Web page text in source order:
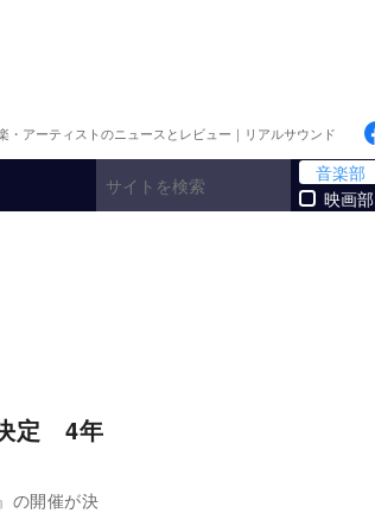
・アーティストのニュースとレビュー｜リアルサウンド
音楽部
映画部
定 4年
の開催が決